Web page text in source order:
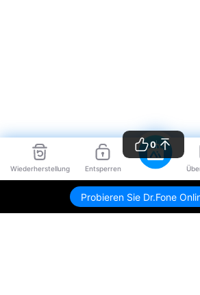
Wiederherstellung Entsperren
Probieren Sie Dr.Fone
0